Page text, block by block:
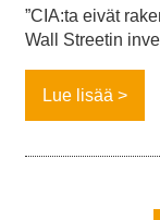
”CIA:ta eivät
Wall Streetin
Lue lisää